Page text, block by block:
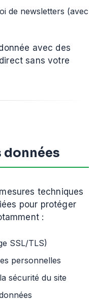
de newsletters (avec
avec des
sans votre
données
techniques
pour protéger
:
SSL/TLS)
personnelles
sécurité du site